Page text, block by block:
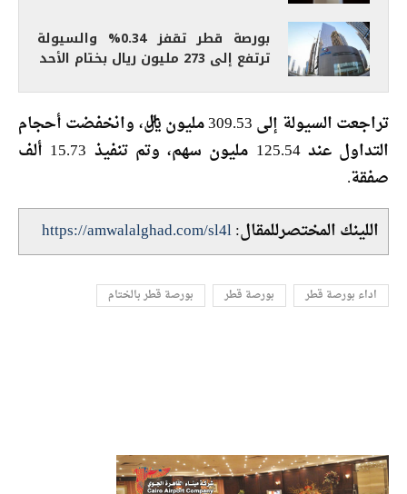
بورصة قطر تقفز 0.34% والسيولة
ترتفع إلى 273 مليون ريال بختام الأحد
تراجعت السيولة إلى 309.53 مليون ريال، وانخفضت أحجام
التداول عند 125.54 مليون سهم، وتم تنفيذ 15.73 ألف
صفقة.
اللينك المختصرللمقال:https://amwalalghad.com/sl4l
اداء بورصة قطر بورصة قطر بورصة قطر بالختام